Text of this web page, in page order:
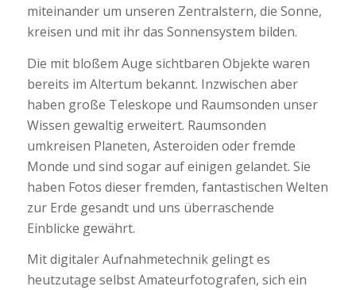
miteinander um unseren Zentralstern, die Sonne,
kreisen und mit ihr das Sonnensystem bilden.
Die mit bloßem Auge sichtbaren Objekte waren
bereits im Altertum bekannt. Inzwischen aber
haben große Teleskope und Raumsonden unser
Wissen gewaltig erweitert. Raumsonden
umkreisen Planeten, Asteroiden oder fremde
Monde und sind sogar auf einigen gelandet. Sie
haben Fotos dieser fremden, fantastischen Welten
zur Erde gesandt und uns überraschende
Einblicke gewährt.
Mit digitaler Aufnahmetechnik gelingt es
heutzutage selbst Amateurfotografen, sich ein